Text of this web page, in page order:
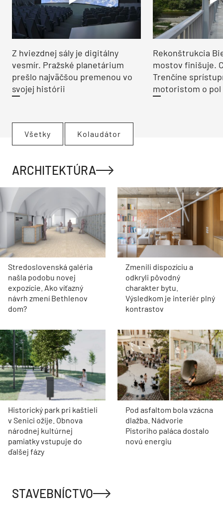
Z hviezdnej sály je digitálny
vesmír. Pražské planetárium
prešlo najväčšou premenou vo
svojej histórii
Rekonštrukcia
mostov finišuje.
Trenčíne
motoristom o pol
Všetky Kolaudátor
ARCHITEKTÚRA
Stredoslovenská galéria
našla podobu novej
expozície. Ako víťazný
návrh zmení Bethlenov
dom?
Zmenili dispozíciu a
odkryli pôvodný
charakter bytu.
Výsledkom je interiér plný
kontrastov
Historický park pri kaštieli
v Senici ožije. Obnova
národnej kultúrnej
pamiatky vstupuje do
ďalšej fázy
Pod asfaltom bola vzácna
dlažba. Nádvorie
Pistoriho paláca dostalo
novú energiu
STAVEBNÍCTVO